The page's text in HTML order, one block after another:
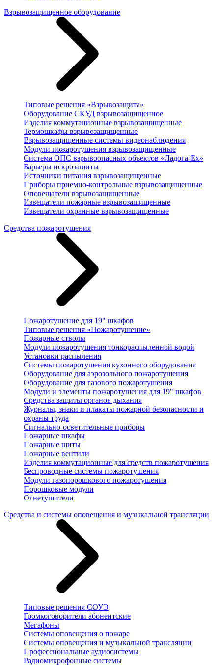
Взрывозащищенное оборудование
Типовые решения «Взрывозащита»
Оборудование СКУД взрывозащищенное
Изделия коммутационные взрывозащищенные
Термошкафы взрывозащищенные
Взрывозащищенные системы видеонаблюдения
Модули пожаротушения взрывозащищенные
Система ОПС взрывоопасных объектов «Ладога-Ex»
Барьеры искрозащиты
Источники питания взрывозащищенные
Приборы приемно-контрольные взрывозащищенные
Оповещатели взрывозащищенные
Извещатели пожарные взрывозащищенные
Извещатели охранные взрывозащищенные
Средства пожаротушения
Пожаротушение для 19" шкафов
Типовые решения «Пожаротушение»
Пожарные стволы
Модули пожаротушения тонкораспыленной водой
Установки распыления
Системы пожаротушения кухонного оборудования
Оборудование для аэрозольного пожаротушения
Оборудование для газового пожаротушения
Модули и элементы пожаротушения для 19" шкафов
Средства защиты органов дыхания
Журналы, знаки и плакаты пожарной безопасности и
охраны труда
Сигнально-осветительные приборы
Пожарные шкафы
Пожарные щиты
Пожарные вентили
Изделия коммутационные для средств пожаротушения
Беспроводные системы пожаротушения
Модули газопорошкового пожаротушения
Порошковые модули
Огнетушители
Средства и системы оповещения и музыкальной трансляции
Типовые решения СОУЭ
Громкоговорители абонентские
Мегафоны
Системы оповещения о пожаре
Системы оповещения и музыкальной трансляции
Профессиональные аудиосистемы
Радиомикрофонные системы